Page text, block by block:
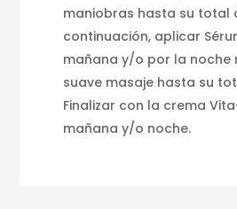
maniobras hasta su total
continuación, aplicar
mañana y/o por la noche
suave masaje hasta su
Finalizar con la crema
mañana y/o noche.